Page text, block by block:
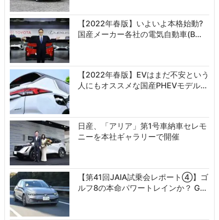
【2022年春版】いよいよ本格始動?
国産メーカー各社の電気自動車(B…
【2022年春版】EVはまだ不安という
人にもオススメな国産PHEVモデル…
日産、「アリア」第1号車納車セレモ
ニーを本社ギャラリーで開催
【第41回JAIA試乗会レポート④】ゴ
ルフ8の本命パワートレインか？ G…